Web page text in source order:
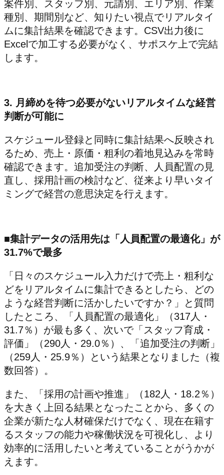
案件別、スタッフ別、元請別、エリア別、作業
種別、期間別など、知りたい視点でリアルタイ
ムに集計結果を確認できます。CSV出力後に
Excelで加工する必要がなく、サポスケ上で完結
します。
3. 月締めを待つ必要がないリアルタイムな経営
判断が可能に
スケジュール登録と同時に集計結果へ反映され
るため、売上・原価・粗利の着地見込みを常時
確認できます。追加受注の判断、人員配置の見
直し、採用計画の検討など、従来より早いタイ
ミングで経営の意思決定を行えます。
■集計データの活用先は「人員配置の最適化」が
31.7%で最多
「日々のスケジュール入力だけで売上・粗利な
どをリアルタイムに集計できるとしたら、どの
ような経営判断に活かしたいですか？」と質問
したところ、「人員配置の最適化」（317人・
31.7％）が最も多く、次いで「スタッフ育成・
評価」（290人・29.0％）、「追加受注の判断」
（259人・25.9％）という結果となりました（複
数回答）。
また、「採用の計画や推進」（182人・18.2％）
を大きく上回る結果となったことから、多くの
企業が新たな人材確保だけでなく、現在在籍す
るスタッフの能力や稼働状況を可視化し、より
効率的に活用したいと考えていることがうかが
えます。